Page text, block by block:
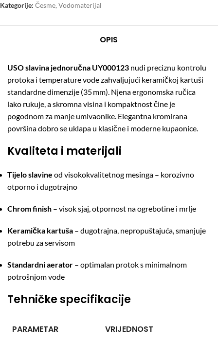
Kategorije: Česme, Vodomaterijal
OPIS
USO slavina jednoručna UY000123 nudi preciznu kontrolu
protoka i temperature vode zahvaljujući keramičkoj kartuši
standardne dimenzije (35 mm). Njena ergonomska ručica
lako rukuje, a skromna visina i kompaktnost čine je
pogodnom za manje umivaonike. Elegantna kromirana
površina dobro se uklapa u klasične i moderne kupaonice.
Kvaliteta i materijali
Tijelo slavine od visokokvalitetnog mesinga – korozivno
otporno i dugotrajno
Chrom finish – visok sjaj, otpornost na ogrebotine i mrlje
Keramička kartuša – dugotrajna, nepropuštajuća, smanjuje
potrebu za servisom
Standardni aerator – optimalan protok s minimalnom
potrošnjom vode
Tehničke specifikacije
PARAMETAR VRIJEDNOST